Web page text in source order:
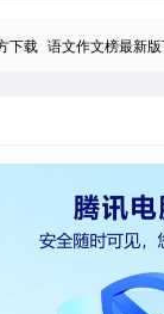
下载 语文作文榜最新